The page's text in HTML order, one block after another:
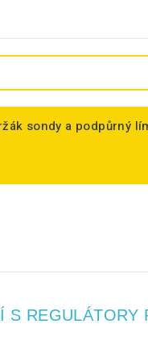
sondy a podpůrný
REGULÁTORY